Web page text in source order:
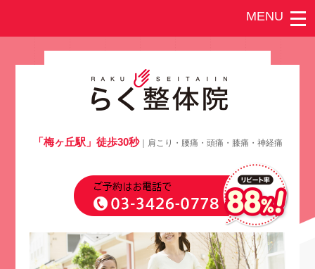
「梅ヶ丘駅」徒歩30秒｜肩こり・腰痛・頭痛・膝痛・神経痛